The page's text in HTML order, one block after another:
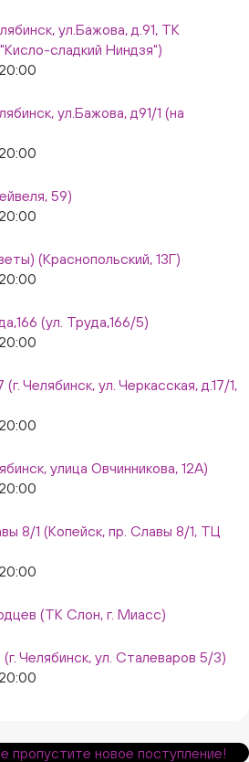
ул.Бажова, д.91, ТК
сладкий Ниндзя")
ул.Бажова, д91/1 (на
59)
(Краснопольский, 13Г)
(ул. Труда,166/5)
Челябинск, ул. Черкасская, д.17/1,
улица Овчинникова, 12А)
8/1 (Копейск, пр. Славы 8/1, ТЦ
(ТК Слон, г. Миасс)
Челябинск, ул. Сталеваров 5/3)
пропустите новое поступление!